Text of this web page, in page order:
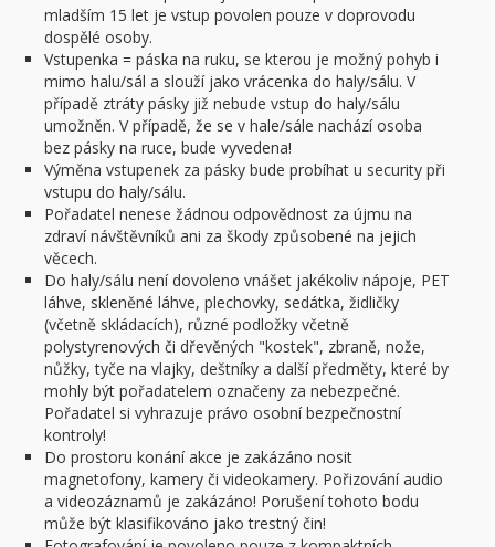
mladším 15 let je vstup povolen pouze v doprovodu
dospělé osoby.
Vstupenka = páska na ruku, se kterou je možný pohyb i
mimo halu/sál a slouží jako vrácenka do haly/sálu. V
případě ztráty pásky již nebude vstup do haly/sálu
umožněn. V případě, že se v hale/sále nachází osoba
bez pásky na ruce, bude vyvedena!
Výměna vstupenek za pásky bude probíhat u security při
vstupu do haly/sálu.
Pořadatel nenese žádnou odpovědnost za újmu na
zdraví návštěvníků ani za škody způsobené na jejich
věcech.
Do haly/sálu není dovoleno vnášet jakékoliv nápoje, PET
láhve, skleněné láhve, plechovky, sedátka, židličky
(včetně skládacích), různé podložky včetně
polystyrenových či dřevěných "kostek", zbraně, nože,
nůžky, tyče na vlajky, deštníky a další předměty, které by
mohly být pořadatelem označeny za nebezpečné.
Pořadatel si vyhrazuje právo osobní bezpečnostní
kontroly!
Do prostoru konání akce je zakázáno nosit
magnetofony, kamery či videokamery. Pořizování audio
a videozáznamů je zakázáno! Porušení tohoto bodu
může být klasifikováno jako trestný čin!